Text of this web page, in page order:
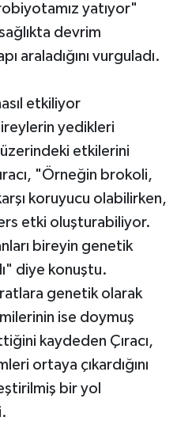
yatıyor"
devrim
araladığını vurguladı.
etkiliyor
yedikleri
üzerindeki etkilerini
"Örneğin brokoli,
koruyucu olabilirken,
etki oluşturabiliyor.
bireyin genetik
diye konuştu.
genetik olarak
ise doymuş
kaydeden Çıracı,
ortaya çıkardığını
bir yol